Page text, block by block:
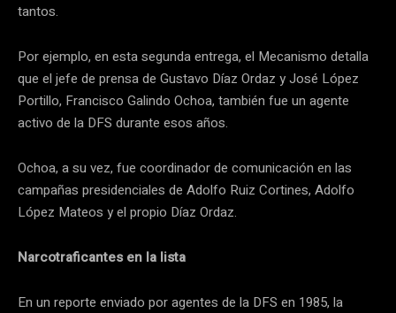
tantos.
Por ejemplo, en esta segunda entrega, el Mecanismo detalla
que el jefe de prensa de Gustavo Díaz Ordaz y José López
Portillo, Francisco Galindo Ochoa, también fue un agente
activo de la DFS durante esos años.
Ochoa, a su vez, fue coordinador de comunicación en las
campañas presidenciales de Adolfo Ruiz Cortines, Adolfo
López Mateos y el propio Díaz Ordaz.
Narcotraficantes en la lista
En un reporte enviado por agentes de la DFS en 1985, la